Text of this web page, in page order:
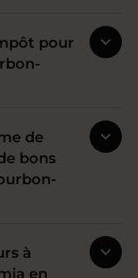
pour
de
bons
à
en